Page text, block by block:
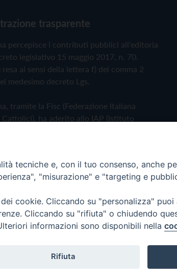
trasparente
percepisce i contributi pubblici all'editoria
legislativo 15 maggio 2017, n. 70.
resa ai sensi della lettera f) del comma 2
medesimo decreto Lgs.
tramite la Fisc (Federazione Italiana
Cattolici), ha aderito allo IAP (Istituto
Cookie Policy
tecniche e, con il tuo consenso, anche
"misurazione" e "targeting e
cookie. Cliccando su "personalizza"
Cliccando su "rifiuta" o chiudendo
informazioni sono disponibili nella
Rifiuta